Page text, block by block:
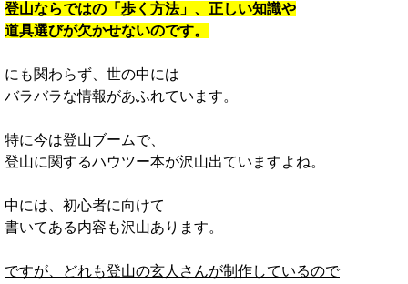
登山ならではの「歩く方法」、正しい知識や
道具選びが欠かせないのです。
にも関わらず、世の中には
バラバラな情報があふれています。
特に今は登山ブームで、
登山に関するハウツー本が沢山出ていますよね。
中には、初心者に向けて
書いてある内容も沢山あります。
ですが、どれも登山の玄人さんが制作しているので